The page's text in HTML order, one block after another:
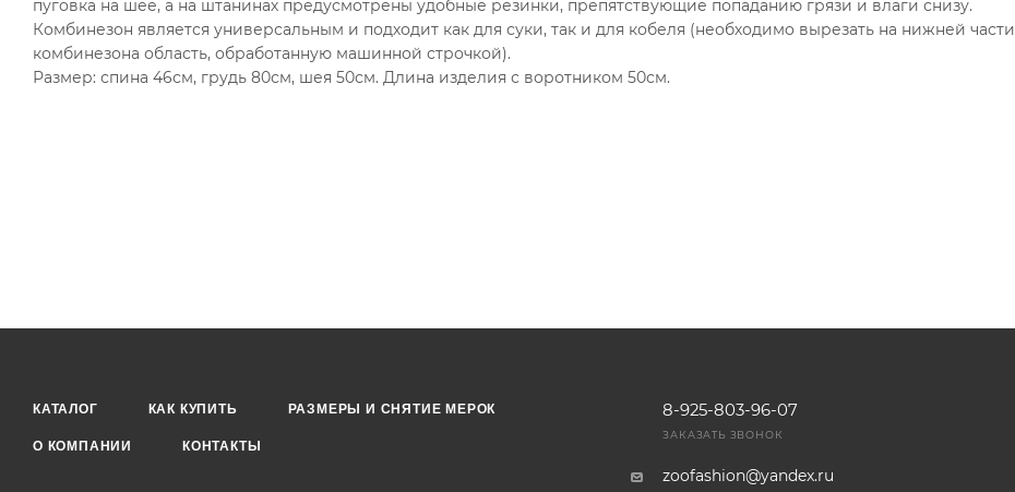
пуговка на шее, а на штанинах предусмотрены удобные резинки, препятствующие попаданию грязи и влаги снизу.
Комбинезон является универсальным и подходит как для суки, так и для кобеля (необходимо вырезать на нижней части
комбинезона область, обработанную машинной строчкой).
Размер: спина 46см, грудь 80см, шея 50см. Длина изделия с воротником 50см.
КАТАЛОГ КАК КУПИТЬ РАЗМЕРЫ И СНЯТИЕ МЕРОК
О КОМПАНИИ КОНТАКТЫ
8-925-803-96-07
ЗАКАЗАТЬ ЗВОНОК
zoofashion@yandex.ru